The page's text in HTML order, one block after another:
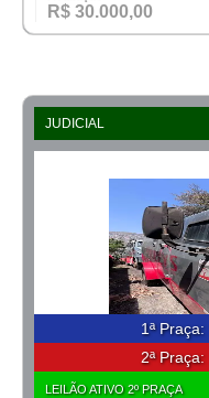
R$ 30.000,00
JUDICIAL
1ª Praça:
2ª Praça:
LEILÃO ATIVO 2º PRAÇA